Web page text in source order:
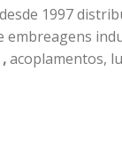
1997
embreagens
acoplamentos,